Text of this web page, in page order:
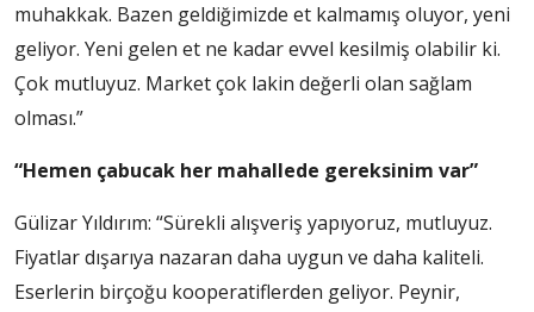
muhakkak. Bazen geldiğimizde et kalmamış oluyor, yeni
geliyor. Yeni gelen et ne kadar evvel kesilmiş olabilir ki.
Çok mutluyuz. Market çok lakin değerli olan sağlam
olması.”
“Hemen çabucak her mahallede gereksinim var”
Gülizar Yıldırım: “Sürekli alışveriş yapıyoruz, mutluyuz.
Fiyatlar dışarıya nazaran daha uygun ve daha kaliteli.
Eserlerin birçoğu kooperatiflerden geliyor. Peynir,